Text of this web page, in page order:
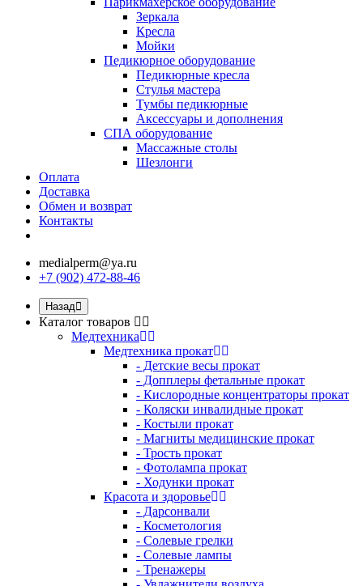
Зеркала
Кресла
Мойки
Педикюрное оборудование
Педикюрные кресла
Стулья мастера
Тумбы педикюрные
Аксессуары и дополнения
СПА оборудование
Массажные столы
Шезлонги
Оплата
Доставка
Обмен и возврат
Контакты
medialperm@ya.ru
+7 (902) 472-88-46
Назад
Каталог товаров
Медтехника
Медтехника прокат
- Детские весы прокат
- Допплеры фетальные прокат
- Кислородные концентраторы прокат
- Коляски инвалидные прокат
- Костыли прокат
- Магниты медицинские прокат
- Трость прокат
- Фотолампа прокат
- Ходунки прокат
Красота и здоровье
- Дарсонвали
- Косметология
- Солевые грелки
- Солевые лампы
- Тренажеры